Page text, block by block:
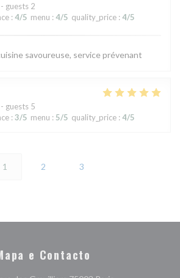
guests 2
: 4/5 menu : 4/5 quality_price : 4/5
savoureuse, service prévenant
guests 5
: 3/5 menu : 5/5 quality_price : 4/5
1 2 3
e Contacto